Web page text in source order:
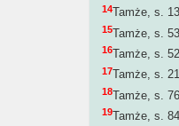
14 Tamże, s.
15Tamże, s. 53
16Tamże, s.
17Tamże, s.
18Tamże, s.
19Tamże, s.